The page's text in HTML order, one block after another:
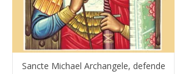
Sancte Michael Archangele, defende